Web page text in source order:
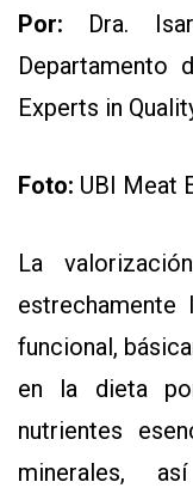
CONTÁCTENOS
AYUDA
CONDICIONES
MAPA
DEL
SITIO
QUIENES
SOMOS
Por: Dra.
Departamento
Experts in
Foto: UBI Meat
La
funcional,
en la dieta
nutrientes
minerales,